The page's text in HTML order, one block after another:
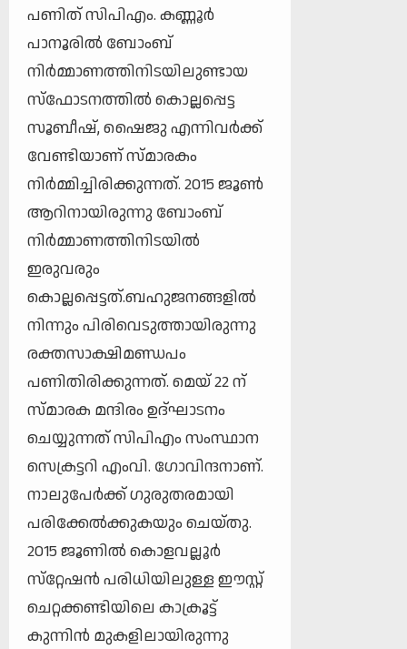
പണിത് സിപിഎം. കണ്ണൂര്‍
പാനൂരില്‍ ബോംബ്
നിര്‍മ്മാണത്തിനിടയിലുണ്ടായ
സ്‌ഫോടനത്തില്‍ കൊല്ലപ്പെട്ട
സൂബീഷ്, ഷൈജു എന്നിവര്‍ക്ക്
വേണ്ടിയാണ് സ്മാരകം
നിര്‍മ്മിച്ചിരിക്കുന്നത്. 2015 ജൂണ്‍
ആറിനായിരുന്നു ബോംബ്
നിര്‍മ്മാണത്തിനിടയില്‍
ഇരുവരും
കൊല്ലപ്പെട്ടത്.ബഹുജനങ്ങളില്‍
നിന്നും പിരിവെടുത്തായിരുന്നു
രക്തസാക്ഷിമണ്ഡപം
പണിതിരിക്കുന്നത്. മെയ് 22 ന്
സ്മാരക മന്ദിരം ഉദ്ഘാടനം
ചെയ്യുന്നത് സിപിഎം സംസ്ഥാന
സെക്രട്ടറി എംവി. ഗോവിന്ദനാണ്.
നാലുപേര്‍ക്ക് ഗുരുതരമായി
പരിക്കേല്‍ക്കുകയും ചെയ്തു.
2015 ജൂണില്‍ കൊളവല്ലൂര്‍
സ്‌റ്റേഷന്‍ പരിധിയിലുള്ള ഈസ്റ്റ്
ചെറ്റക്കണ്ടിയിലെ കാക്രൂട്ട്
കുന്നിന്‍ മുകളിലായിരുന്നു